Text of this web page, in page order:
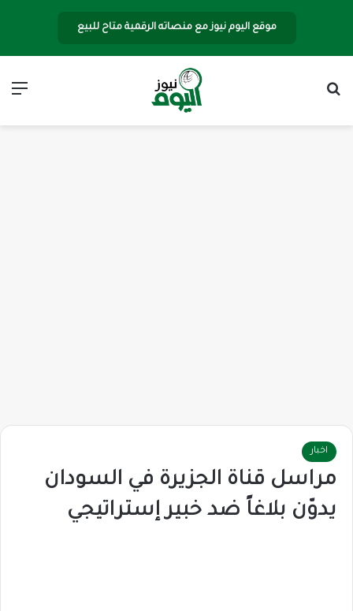
موقع اليوم نيوز مع منصاته الرقمية متاح للبيع
اخبار
مراسل قناة الجزيرة في السودان
يدوّن بلاغاً ضد خبير إستراتيجي